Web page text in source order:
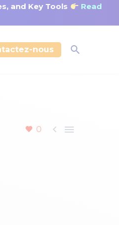
and Key Tools
Read
nous
0  